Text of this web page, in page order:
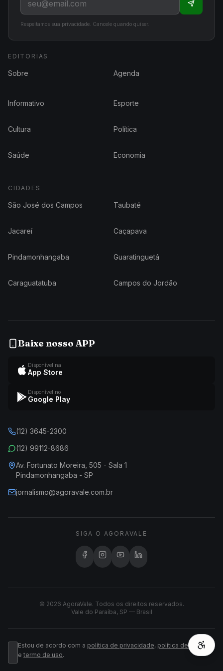
Respeitamos sua privacidade. Cancele quando quiser.
EDITORIAS
Sobre Agenda
Informativo Esporte
Cultura Política
Saúde Economia
CIDADES
São José dos Campos Taubaté
Jacareí Caçapava
Pindamonhangaba Guaratinguetá
Caraguatatuba Campos do Jordão
Baixe nosso APP
Disponível na
App Store
Disponível no
Google Play
(12) 3645-2300
(12) 99112-8686
Av. Fortunato Moreira, 505 - Sala 1
Pindamonhangaba - SP
jornalismo@agoravale.com.br
SIGA O AGORAVALE
© 2026 AgoraVale. Todos os direitos reservados.
Vale do Paraíba, SP — Brasil
Estou de acordo com a política de privacidade, política de cookies
e termo de uso.